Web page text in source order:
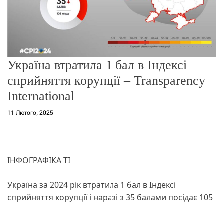
ж
и
м
у
Україна втратила 1 бал в Індексі
сприйняття корупції – Transparency
International
11 Лютого, 2025
ІНФОГРАФІКА ТІ
Україна за 2024 рік втратила 1 бал в Індексі
сприйняття корупції і наразі з 35 балами посідає 105